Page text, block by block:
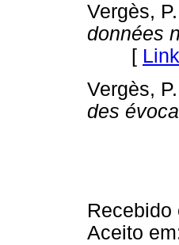
Vergès,
données
[
Vergès,
des
Recebido
Aceito